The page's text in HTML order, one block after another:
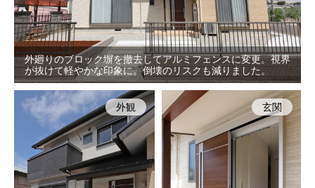
外廻りのブロック塀を撤去してアルミフェンスに変更。視界
が抜けて軽やかな印象に。倒壊のリスクも減りました。
外観 玄関